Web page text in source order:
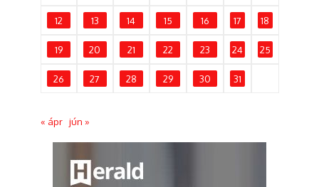
12 13 14 15 16 17 18
19 20 21 22 23 24 25
26 27 28 29 30 31
« ápr jún »